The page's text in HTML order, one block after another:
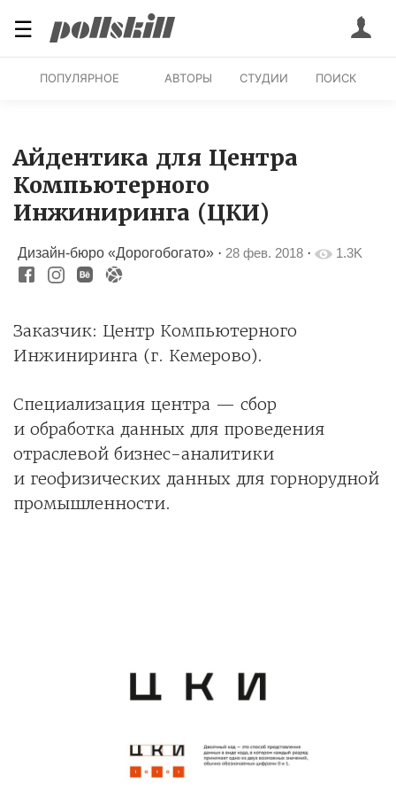
☰
ПОПУЛЯРНОЕ АВТОРЫ СТУДИИ ПОИСК
Айдентика для Центра
Компьютерного
Инжиниринга (ЦКИ)
Дизайн-бюро «Дорогобогато» · 28 фев. 2018 · 1.3K
Заказчик: Центр Компьютерного
Инжиниринга (г. Кемерово).
Специализация центра — сбор
и обработка данных для проведения
отраслевой бизнес-аналитики
и геофизических данных для горнорудной
промышленности.